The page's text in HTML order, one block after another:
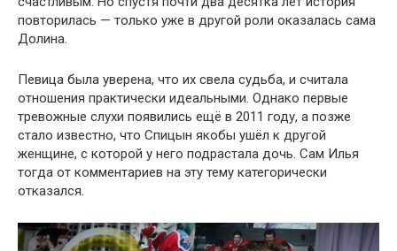
повторилась — только уже в другой роли оказалась сама
Долина.
Певица была уверена, что их свела судьба, и считала
отношения практически идеальными. Однако первые
тревожные слухи появились ещё в 2011 году, а позже
стало известно, что Спицын якобы ушёл к другой
женщине, с которой у него подрастала дочь. Сам Илья
тогда от комментариев на эту тему категорически
отказался.